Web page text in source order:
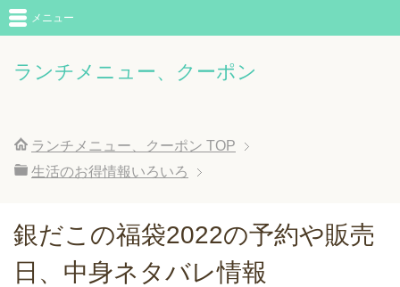
ランチメニュー、クーポン
メニュー
ランチメニュー、クーポン TOP
生活のお得情報いろいろ
銀だこの福袋2022の予約や販売
日、中身ネタバレ情報